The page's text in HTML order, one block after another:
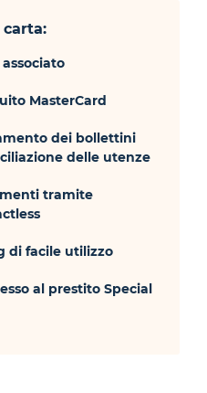
MasterCard
dei bollettini
delle utenze
tramite
di facile utilizzo
al prestito Special